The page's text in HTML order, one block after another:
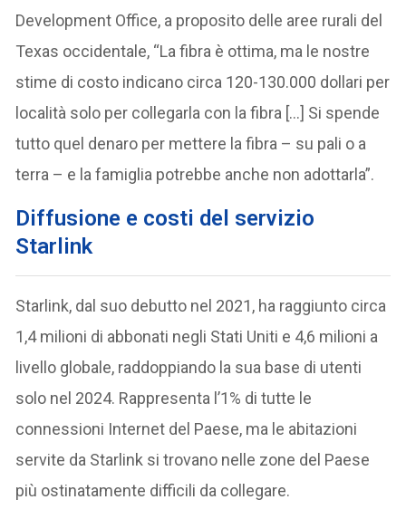
Development Office, a proposito delle aree rurali del
Texas occidentale, “La fibra è ottima, ma le nostre
stime di costo indicano circa 120-130.000 dollari per
località solo per collegarla con la fibra […] Si spende
tutto quel denaro per mettere la fibra – su pali o a
terra – e la famiglia potrebbe anche non adottarla”.
Diffusione e costi del servizio
Starlink
Starlink, dal suo debutto nel 2021, ha raggiunto circa
1,4 milioni di abbonati negli Stati Uniti e 4,6 milioni a
livello globale, raddoppiando la sua base di utenti
solo nel 2024. Rappresenta l’1% di tutte le
connessioni Internet del Paese, ma le abitazioni
servite da Starlink si trovano nelle zone del Paese
più ostinatamente difficili da collegare.